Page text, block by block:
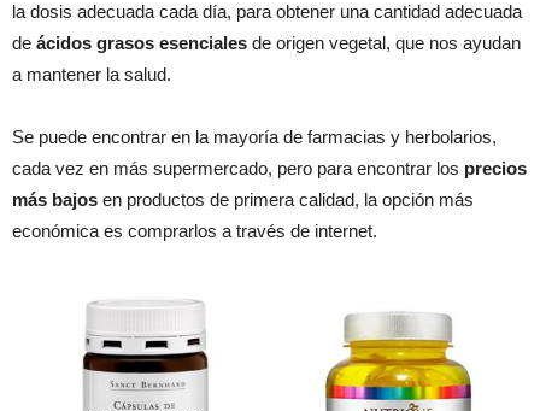
la dosis adecuada cada día, para obtener una cantidad adecuada
de ácidos grasos esenciales de origen vegetal, que nos ayudan
a mantener la salud.
Se puede encontrar en la mayoría de farmacias y herbolarios,
cada vez en más supermercado, pero para encontrar los precios
más bajos en productos de primera calidad, la opción más
económica es comprarlos a través de internet.